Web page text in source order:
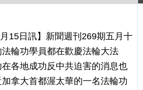
月15日訊】新聞週刊269期五月十
輪功學員都在歡慶法輪大法
各地成功反中共迫害的消息也
拿大首都渥太華的一名法輪功